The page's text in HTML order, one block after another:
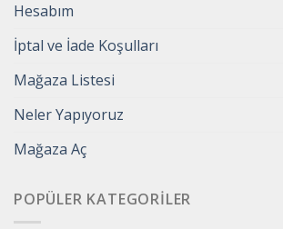
Hesabım
İptal ve İade Koşulları
Mağaza Listesi
Neler Yapıyoruz
Mağaza Aç
POPÜLER KATEGORILER